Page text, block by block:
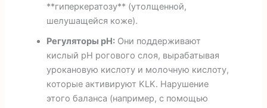
**гиперкератозу** (утолщенной,
шелушащейся коже).
Регуляторы pH:Они поддерживают
кислый pH рогового слоя, вырабатывая
урокановую кислоту и молочную кислоту,
которые активируют KLK. Нарушение
этого баланса (например, с помощью